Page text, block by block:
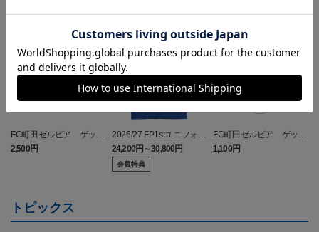
FC町田ゼルビア ゲッコ
ウガ タオルマフラー
2,500円
2026/27 FP1stユニフォー
ム
24,200円～30,800円
会員特典
FC町田ゼルビア ゲッコ
ウガ キーホルダー
1,100円
トピックス